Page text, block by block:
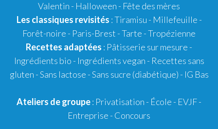
Valentin - Halloween - Fête des mères
Les classiques revisités :Tiramisu - Millefeuille -
Forêt-noire - Paris-Brest - Tarte -Tropézienne
Recettes adaptées : Pâtisserie sur mesure -
Ingrédients bio - Ingrédients vegan - Recettes sans
gluten - Sans lactose - Sans sucre (diabétique) - IG Bas
Ateliers de groupe: Privatisation - École - EVJF-
Entreprise - Concours